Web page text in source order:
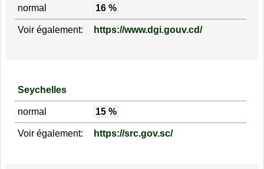
normal 16 %
Voir également: https://www.dgi.gouv.cd/
Seychelles
normal 15 %
Voir également: https://src.gov.sc/